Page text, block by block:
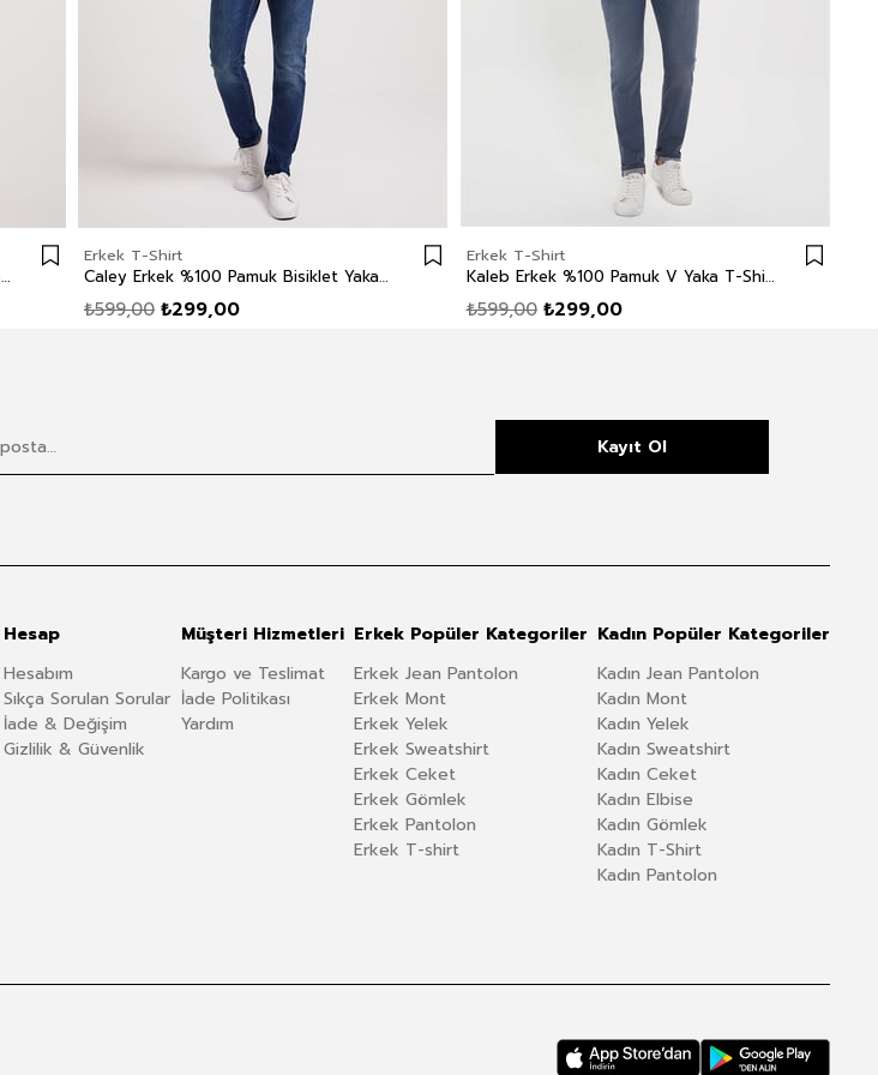
Londonlogo Erkek %100 Pamuk Bisiklet Yaka T-Shirt Sarı
Erkek T-Shirt
Caley Erkek %100 Pamuk Bisiklet Yaka T-Shirt Lacivert Çizgili
₺299,00
₺599,00
Erkek T-Shirt
Kaleb Erkek %100 Pamuk V Yaka T-Shirt Lacivert
₺299,00
₺599,00
Kayıt Ol
Hesap
Hesabım
Sıkça Sorulan Sorular
İade & Değişim
Gizlilik & Güvenlik
Müşteri Hizmetleri
Kargo ve Teslimat
İade Politikası
Yardım
Erkek Popüler Kategoriler
Erkek Jean Pantolon
Erkek Mont
Erkek Yelek
Erkek Sweatshirt
Erkek Ceket
Erkek Gömlek
Erkek Pantolon
Erkek T-shirt
Kadın Popüler Kategoriler
Kadın Jean Pantolon
Kadın Mont
Kadın Yelek
Kadın Sweatshirt
Kadın Ceket
Kadın Elbise
Kadın Gömlek
Kadın T-Shirt
Kadın Pantolon